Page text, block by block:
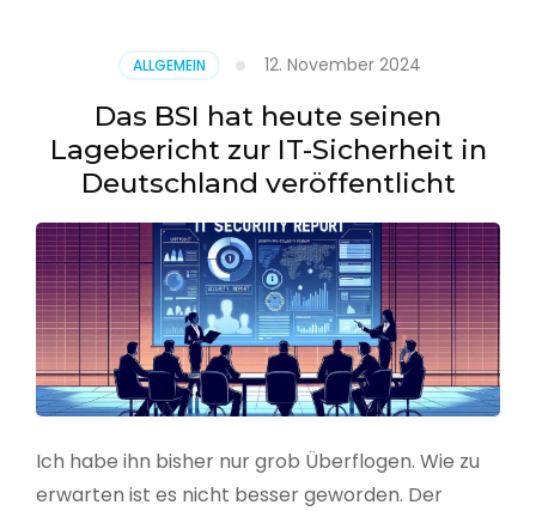
aus
CSV
erstellen
ALLGEMEIN 12. November 2024
Das BSI hat heute seinen
Lagebericht zur IT-Sicherheit in
Deutschland veröffentlicht
Ich habe ihn bisher nur grob Überflogen. Wie zu
erwarten ist es nicht besser geworden. Der